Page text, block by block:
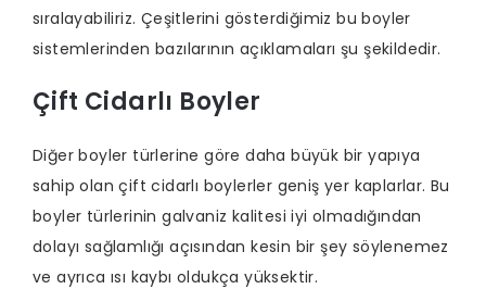
sıralayabiliriz. Çeşitlerini gösterdiğimiz bu boyler
sistemlerinden bazılarının açıklamaları şu şekildedir.
Çift Cidarlı Boyler
Diğer boyler türlerine göre daha büyük bir yapıya
sahip olan çift cidarlı boylerler geniş yer kaplarlar. Bu
boyler türlerinin galvaniz kalitesi iyi olmadığından
dolayı sağlamlığı açısından kesin bir şey söylenemez
ve ayrıca ısı kaybı oldukça yüksektir.